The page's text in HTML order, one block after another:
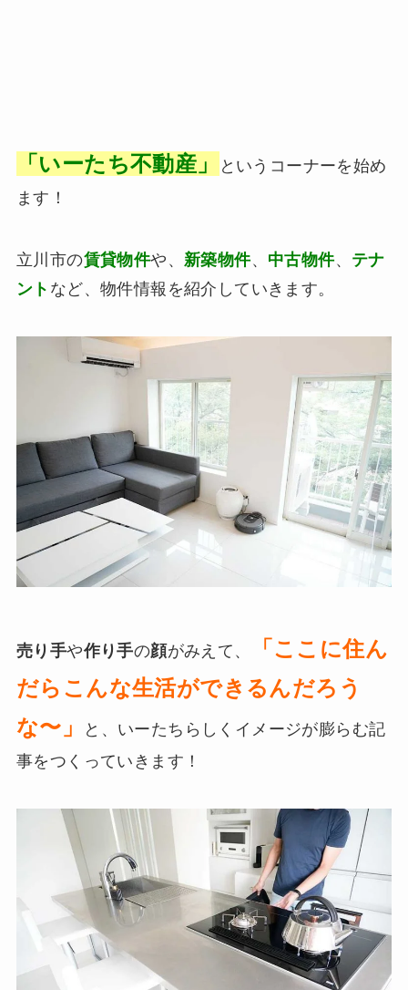
「いーたち不動産」
というコーナーを始め
ます！
立川市の賃貸物件や、 新築物件、 中古物件、 テナ
ント など、物件情報を紹介していきます。
売り手や作り手の顔がみえて、
「ここに住ん
だらこんな生活ができるんだろう
な〜」
と、いーたちらしくイメージが膨らむ記
事をつくっていきます！